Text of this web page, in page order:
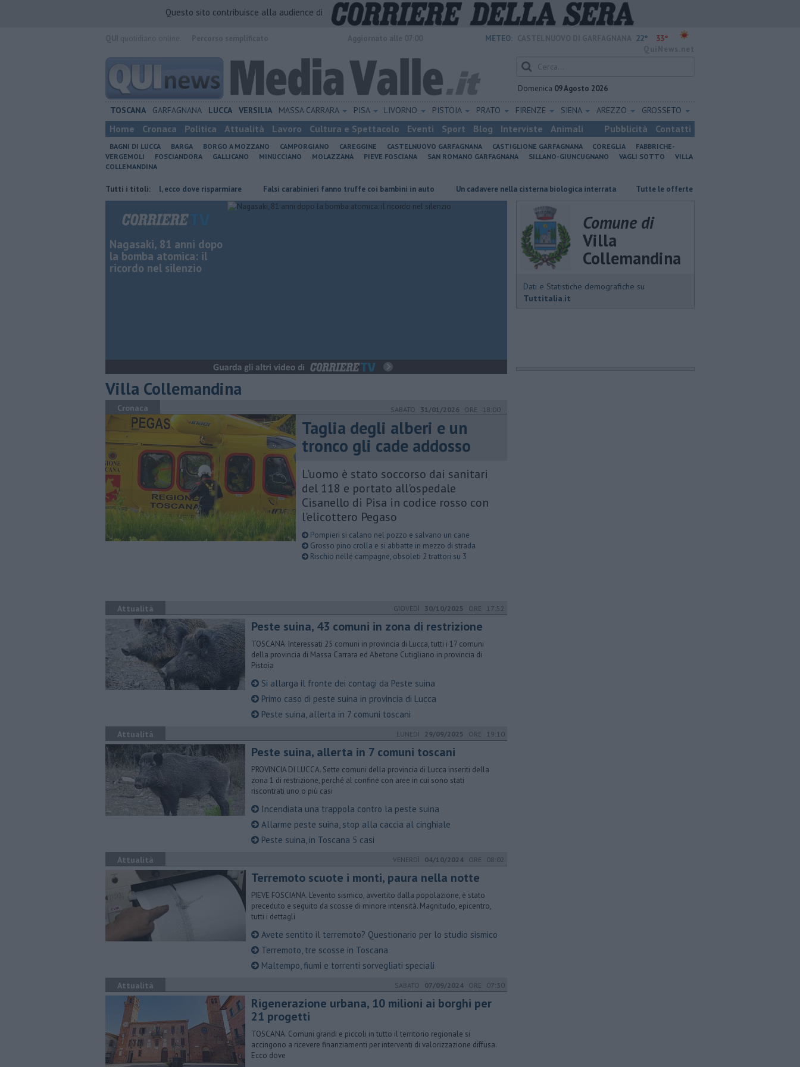
Questo sito contribuisce alla audience di
METEO: 22° 33°
Domenica 09 Agosto 2026
TOSCANA GARFAGNANA LUCCA VERSILIA MASSA CARRARA PISA LIVORNO PISTOIA PRATO FIRENZE SIENA AREZZO GROSSETO
Home Cronaca Politica Attualità Lavoro Cultura e Spettacolo Eventi Sport Blog Interviste Animali Pubblicità Contatti
BAGNI DI LUCCA BARGA BORGO A MOZZANO CAMPORGIANO CAREGGINE CASTELNUOVO GARFAGNANA CASTIGLIONE GARFAGNANA COREGLIA
FABBRICHE-
VERGEMOLI
FOSCIANDORA GALLICANO MINUCCIANO MOLAZZANA PIEVE FOSCIANA SAN ROMANO GARFAGNANA SILLANO-GIUNCUGNANO VAGLI SOTTO
VILLA
COLLEMANDINA
Tutti i titoli:
​Benzina, gasolio, gpl, ecco dove risparmiare Falsi carabinieri fanno truffe coi bambini in auto Un cadavere nella cisterna biologica interrata ​Tutte le offerte di lavoro in provincia di Lucca
Nagasaki, 81 anni dopo
la bomba atomica: il
ricordo nel silenzio
Villa Collemandina
Cronaca SABATO 31/01/2026 ORE 18:00
Taglia degli alberi e un
tronco gli cade addosso
L'uomo è stato soccorso dai sanitari
del 118 e portato all'ospedale
Cisanello di Pisa in codice rosso con
l'elicottero Pegaso
Pompieri si calano nel pozzo e salvano un cane
Grosso pino crolla e si abbatte in mezzo di strada
Rischio nelle campagne, obsoleti 2 trattori su 3
Attualità GIOVEDÌ 30/10/2025 ORE 17:52
Peste suina, 43 comuni in zona di restrizione
TOSCANA. Interessati 25 comuni in provincia di Lucca, tutti i 17 comuni
della provincia di Massa Carrara ed Abetone Cutigliano in provincia di
Pistoia
Si allarga il fronte dei contagi da Peste suina
Primo caso di peste suina in provincia di Lucca
Peste suina, allerta in 7 comuni toscani
Attualità LUNEDÌ 29/09/2025 ORE 19:10
Peste suina, allerta in 7 comuni toscani
PROVINCIA DI LUCCA. Sette comuni della provincia di Lucca inseriti della
zona 1 di restrizione, perché al confine con aree in cui sono stati
riscontrati uno o più casi
Incendiata una trappola contro la peste suina
Allarme peste suina, stop alla caccia al cinghiale
Peste suina, in Toscana 5 casi
Attualità VENERDÌ 04/10/2024 ORE 08:02
Terremoto scuote i monti, paura nella notte
PIEVE FOSCIANA. L'evento sismico, avvertito dalla popolazione, è stato
preceduto e seguito da scosse di minore intensità. Magnitudo, epicentro,
tutti i dettagli
Avete sentito il terremoto? Questionario per lo studio sismico
Terremoto, tre scosse in Toscana
Maltempo, fiumi e torrenti sorvegliati speciali
Attualità SABATO 07/09/2024 ORE 07:30
Rigenerazione urbana, 10 milioni ai borghi per
21 progetti
TOSCANA. Comuni grandi e piccoli in tutto il territorio regionale si
accingono a ricevere finanziamenti per interventi di valorizzazione diffusa.
Ecco dove
Comune di
Villa
Collemandina
Dati e Statistiche demografiche su
Tuttitalia.it